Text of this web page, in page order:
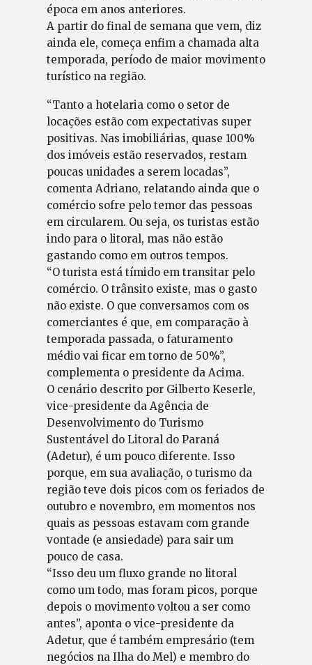
época em anos anteriores.
A partir do final de semana que vem, diz
ainda ele, começa enfim a chamada alta
temporada, período de maior movimento
turístico na região.
“Tanto a hotelaria como o setor de
locações estão com expectativas super
positivas. Nas imobiliárias, quase 100%
dos imóveis estão reservados, restam
poucas unidades a serem locadas”,
comenta Adriano, relatando ainda que o
comércio sofre pelo temor das pessoas
em circularem. Ou seja, os turistas estão
indo para o litoral, mas não estão
gastando como em outros tempos.
“O turista está tímido em transitar pelo
comércio. O trânsito existe, mas o gasto
não existe. O que conversamos com os
comerciantes é que, em comparação à
temporada passada, o faturamento
médio vai ficar em torno de 50%”,
complementa o presidente da Acima.
O cenário descrito por Gilberto Keserle,
vice-presidente da Agência de
Desenvolvimento do Turismo
Sustentável do Litoral do Paraná
(Adetur), é um pouco diferente. Isso
porque, em sua avaliação, o turismo da
região teve dois picos com os feriados de
outubro e novembro, em momentos nos
quais as pessoas estavam com grande
vontade (e ansiedade) para sair um
pouco de casa.
“Isso deu um fluxo grande no litoral
como um todo, mas foram picos, porque
depois o movimento voltou a ser como
antes”, aponta o vice-presidente da
Adetur, que é também empresário (tem
negócios na Ilha do Mel) e membro do